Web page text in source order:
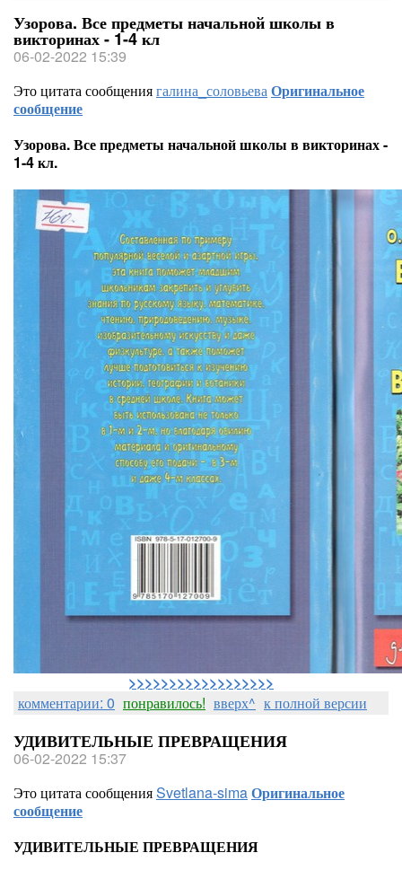
Узорова. Все предметы начальной школы в
викторинах - 1-4 кл
06-02-2022 15:39
Это цитата сообщениягалина_соловьеваОригинальное
сообщение
Узорова. Все предметы начальной школы в викторинах -
1-4 кл.
>>>>>>>>>>>>>>>>>>
комментарии: 0 понравилось! вверх^ к полной версии
УДИВИТЕЛЬНЫЕ ПРЕВРАЩЕНИЯ
06-02-2022 15:37
Это цитата сообщенияSvetlana-simaОригинальное
сообщение
УДИВИТЕЛЬНЫЕ ПРЕВРАЩЕНИЯ